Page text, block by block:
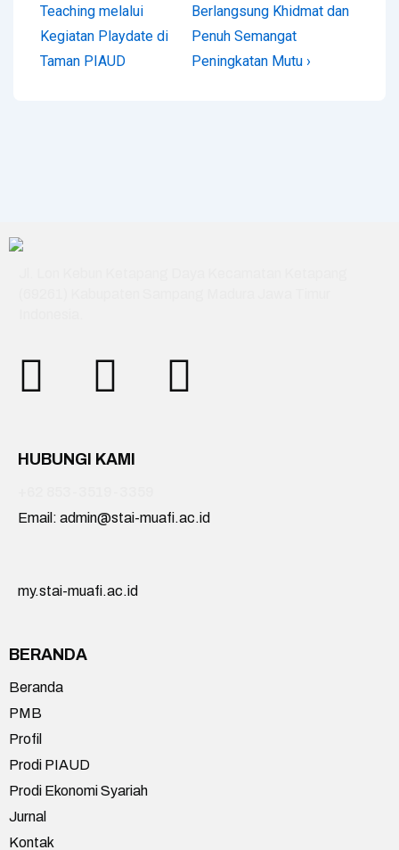
Teaching melalui
Kegiatan Playdate di
Taman PIAUD
Berlangsung Khidmat dan
Penuh Semangat
Peningkatan Mutu ›
HUBUNGI KAMI
Email: admin@stai-muafi.ac.id
my.stai-muafi.ac.id
BERANDA
Beranda
PMB
Profil
Prodi PIAUD
Prodi Ekonomi Syariah
Jurnal
Kontak